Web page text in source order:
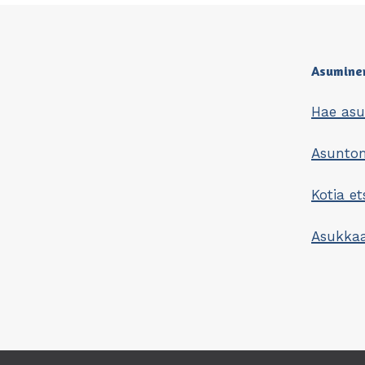
Hae
Kotia